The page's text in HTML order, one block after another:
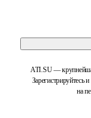
ATI.SU —
Зарегистрируйтесь
на